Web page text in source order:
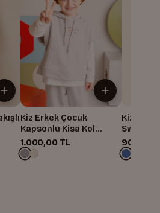
Kiz Erkek Çocuk
Kapsonlu Kisa Kol
Sweatshirt
1.000,00 TL
Kiz
900,00